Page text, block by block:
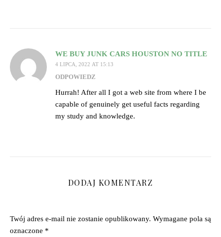
WE BUY JUNK CARS HOUSTON NO TITLE
4 LIPCA, 2022 AT 15:13
ODPOWIEDZ
Hurrah! After all I got a web site from where I be
capable of genuinely get useful facts regarding
my study and knowledge.
DODAJ KOMENTARZ
Twój adres e-mail nie zostanie opublikowany. Wymagane pola są
oznaczone *